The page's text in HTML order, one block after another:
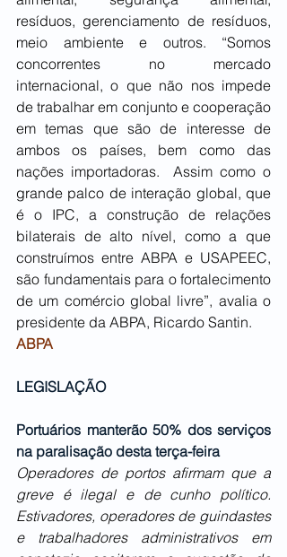
resíduos, gerenciamento de resíduos,
meio ambiente e outros. “Somos
concorrentes no mercado
internacional, o que não nos impede
de trabalhar em conjunto e cooperação
em temas que são de interesse de
ambos os países, bem como das
nações importadoras.  Assim como o
grande palco de interação global, que
é o IPC, a construção de relações
bilaterais de alto nível, como a que
construímos entre ABPA e USAPEEC,
são fundamentais para o fortalecimento
de um comércio global livre”, avalia o
presidente da ABPA, Ricardo Santin.
ABPA
LEGISLAÇÃO
Portuários manterão 50% dos serviços
na paralisação desta terça-feira
Operadores de portos afirmam que a
greve é ilegal e de cunho político.
Estivadores, operadores de guindastes
e trabalhadores administrativos em